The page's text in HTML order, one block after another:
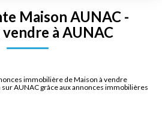
RECHERCHE
Surface min
Budget max
Maison AUNAC -
vendre à AUNAC
immobilière de Maison à vendre
AUNAC grâce aux annonces immobilières